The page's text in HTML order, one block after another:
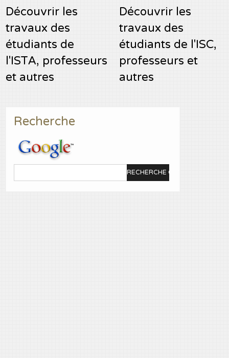
Découvrir les
travaux des
étudiants de
l'ISTA, professeurs
et autres
Découvrir les
travaux des
étudiants de l'ISC,
professeurs et
autres
Recherche